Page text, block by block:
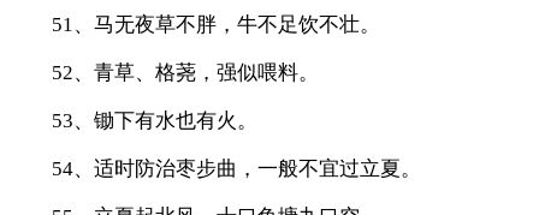
51、马无夜草不胖，牛不足饮不壮。
52、青草、格荛，强似喂料。
53、锄下有水也有火。
54、适时防治枣步曲，一般不宜过立夏。